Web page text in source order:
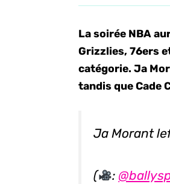
La soirée NBA
Grizzlies, 76ers
catégorie. Ja
tandis que Cade
Ja Morant
( :